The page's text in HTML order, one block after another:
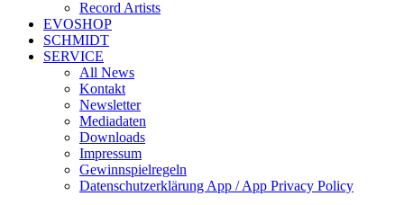
Record Artists
EVOSHOP
SCHMIDT
SERVICE
All News
Kontakt
Newsletter
Mediadaten
Downloads
Impressum
Gewinnspielregeln
Datenschutzerklärung App / App Privacy Policy